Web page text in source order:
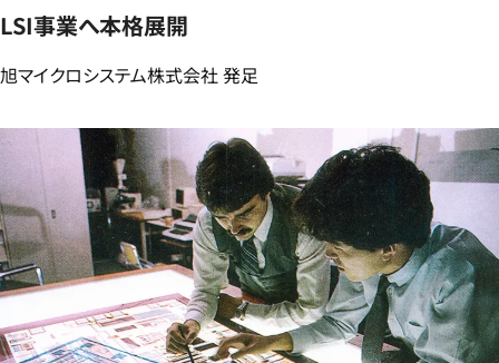
LSI事業へ本格展開​
旭マイクロシステム株式会社 発足​